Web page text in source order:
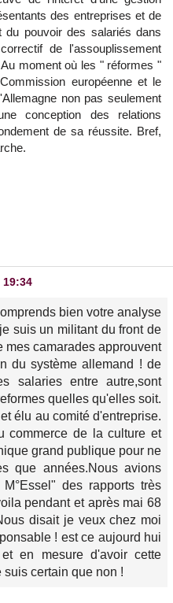
des entreprises et de
du pouvoir des salariés dans
de l'assouplissement
moment où les " réformes "
européenne et le
non pas seulement
conception des relations
de sa réussite. Bref,
19:34
bien votre analyse
suis un militant du front de
mes camarades approuvent
du système allemand ! de
salaries entre autre,sont
quelles qu'elles soit.
élu au comité d'entreprise.
commerce de la culture et
grand publique pour ne
que années.Nous avions
des rapports très
pendant et après mai 68
disait je veux chez moi
! est ce aujourd hui
en mesure d'avoir cette
suis certain que non !